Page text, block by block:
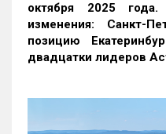
октября 2025
изменения: Санкт-
позицию
двадцатки лидеров